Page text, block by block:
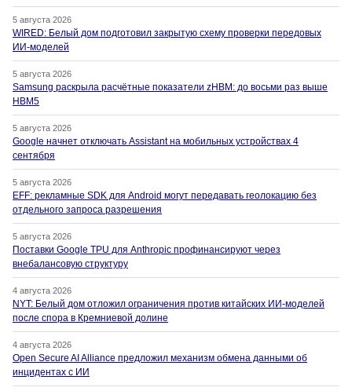
5 августа 2026
WIRED: Белый дом подготовил закрытую схему проверки передовых
ИИ-моделей
5 августа 2026
Samsung раскрыла расчётные показатели zHBM: до восьми раз выше
HBM5
5 августа 2026
Google начнет отключать Assistant на мобильных устройствах 4
сентября
5 августа 2026
EFF: рекламные SDK для Android могут передавать геолокацию без
отдельного запроса разрешения
5 августа 2026
Поставки Google TPU для Anthropic профинансируют через
внебалансовую структуру
4 августа 2026
NYT: Белый дом отложил ограничения против китайских ИИ-моделей
после спора в Кремниевой долине
4 августа 2026
Open Secure AI Alliance предложил механизм обмена данными об
инцидентах с ИИ